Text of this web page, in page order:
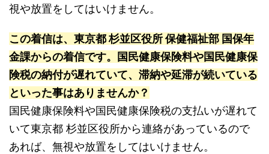
視や放置をしてはいけません。
この着信は、東京都 杉並区役所 保健福祉部 国保年
金課からの着信です。国民健康保険料や国民健康保
険税の納付が遅れていて、滞納や延滞が続いている
といった事はありませんか？
国民健康保険料や国民健康保険税の支払いが遅れて
いて東京都 杉並区役所から連絡があっているので
あれば、無視や放置をしてはいけません。